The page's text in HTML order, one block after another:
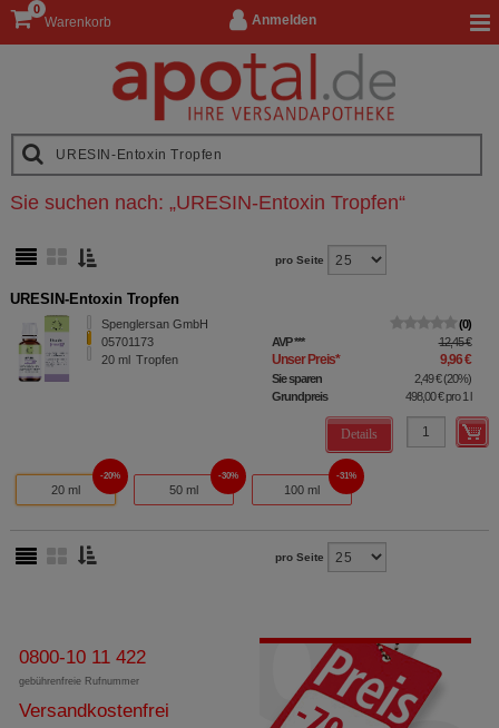
Anmelden
Warenkorb
0
Sie suchen nach: „URESIN-Entoxin Tropfen“
pro Seite
URESIN-Entoxin Tropfen
Spenglersan GmbH
05701173
20 ml Tropfen
0
AVP*** 12,45 €
Unser Preis* 9,96 €
Sie sparen 2,49 €(20%)
Grundpreis
498,00 €pro 1 l
Details
20 ml
20%
50 ml
30%
100 ml
31%
pro Seite
0800-10 11 422
gebührenfreie Rufnummer
Versandkostenfrei